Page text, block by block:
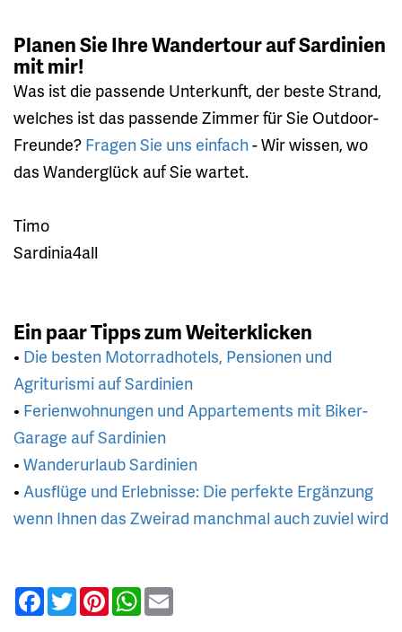
Planen Sie Ihre Wandertour auf Sardinien
mit mir!
Was ist die passende Unterkunft, der beste Strand,
welches ist das passende Zimmer für Sie Outdoor-
Freunde? Fragen Sie uns einfach- Wir wissen, wo
das Wanderglück auf Sie wartet.
Timo
Sardinia4all
Ein paar Tipps zum Weiterklicken
• Die besten Motorradhotels, Pensionen und
Agriturismi auf Sardinien
• Ferienwohnungen und Appartements mit Biker-
Garage auf Sardinien
• Wanderurlaub Sardinien
• Ausflüge und Erlebnisse: Die perfekte Ergänzung
wenn Ihnen das Zweirad manchmal auch zuviel wird
Facebook
TwitterPinterestWhatsApp